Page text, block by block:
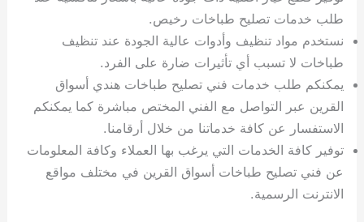
طلب خدمات تصليح طباخات رخيص.
نستخدم مواد تنظيف وأدوات عالية الجودة عند تنظيف
طباخات لا تسبب أي تأثيرات ضارة على الفرد.
يمكنكم طلب خدمات فني تصليح طباخات هندي أسواق
القرين عبر التواصل مع الفني المختص مباشرة كما يمكنكم
الاستفسار عن كافة خدماتنا من خلال أرقامنا.
توفير كافة الخدمات التي يرغب بها العملاء وكافة المعلومات
عن فني تصليح طباخات أسواق القرين في مختلف مواقع
الانترنت الرسمية.